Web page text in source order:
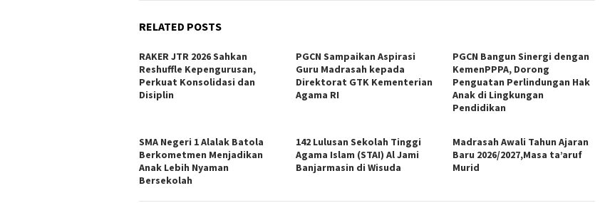
RELATED POSTS
RAKER JTR 2026 Sahkan
Reshuffle Kepengurusan,
Perkuat Konsolidasi dan
Disiplin
PGCN Sampaikan Aspirasi
Guru Madrasah kepada
Direktorat GTK Kementerian
Agama RI
PGCN Bangun Sinergi dengan
KemenPPPA, Dorong
Penguatan Perlindungan Hak
Anak di Lingkungan
Pendidikan
SMA Negeri 1 Alalak Batola
Berkometmen Menjadikan
Anak Lebih Nyaman
Bersekolah
142 Lulusan Sekolah Tinggi
Agama Islam (STAI) Al Jami
Banjarmasin di Wisuda
Madrasah Awali Tahun Ajaran
Baru 2026/2027,Masa ta’aruf
Murid